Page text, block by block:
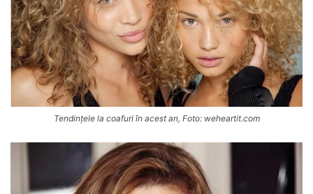
Tendințele la coafuri în acest an, Foto: weheartit.com